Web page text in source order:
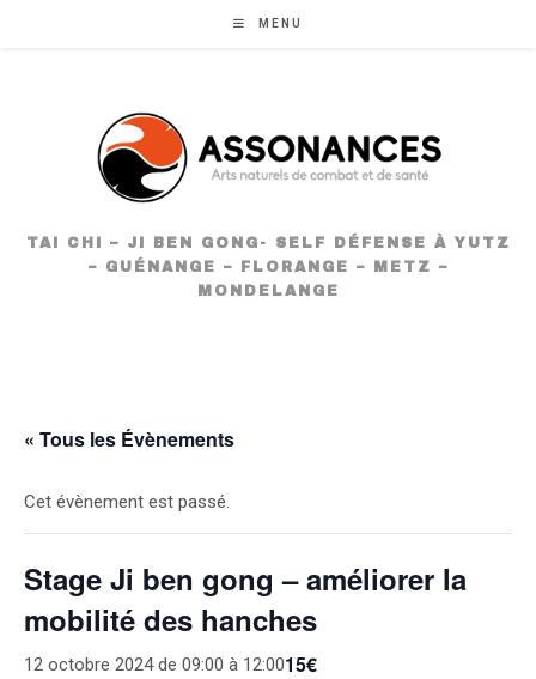
MENU
TAI CHI – JI BEN GONG- SELF DÉFENSE À YUTZ
– GUÉNANGE – FLORANGE – METZ –
MONDELANGE
« Tous les Évènements
Cet évènement est passé.
Stage Ji ben gong – améliorer la
mobilité des hanches
12 octobre 2024 de 09:00 à 12:0015€